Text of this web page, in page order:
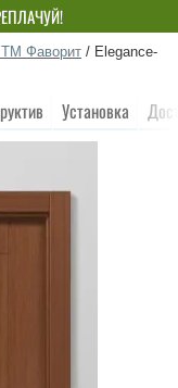
ТМ Фаворит / Elegance-
Установка